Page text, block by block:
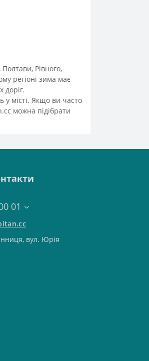
Рівного,
регіоні зима має
доріг.
місті. Якщо ви часто
можна підібрати
01
вул. Юрія